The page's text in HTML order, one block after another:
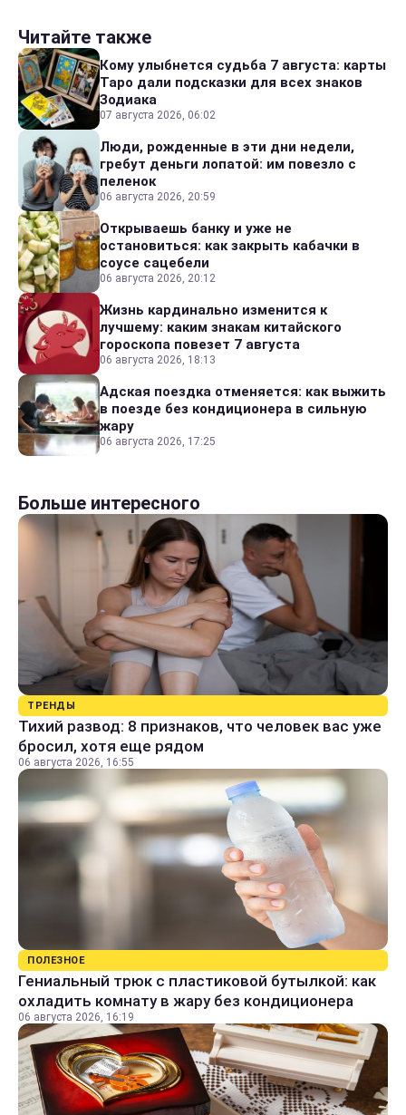
Читайте также
Кому улыбнется судьба 7 августа: карты
Таро дали подсказки для всех знаков
Зодиака
07 августа 2026, 06:02
Люди, рожденные в эти дни недели,
гребут деньги лопатой: им повезло с
пеленок
06 августа 2026, 20:59
Открываешь банку и уже не
остановиться: как закрыть кабачки в
соусе сацебели
06 августа 2026, 20:12
Жизнь кардинально изменится к
лучшему: каким знакам китайского
гороскопа повезет 7 августа
06 августа 2026, 18:13
Адская поездка отменяется: как выжить
в поезде без кондиционера в сильную
жару
06 августа 2026, 17:25
Больше интересного
ТРЕНДЫ
Тихий развод: 8 признаков, что человек вас уже
бросил, хотя еще рядом
06 августа 2026, 16:55
ПОЛЕЗНОЕ
Гениальный трюк с пластиковой бутылкой: как
охладить комнату в жару без кондиционера
06 августа 2026, 16:19